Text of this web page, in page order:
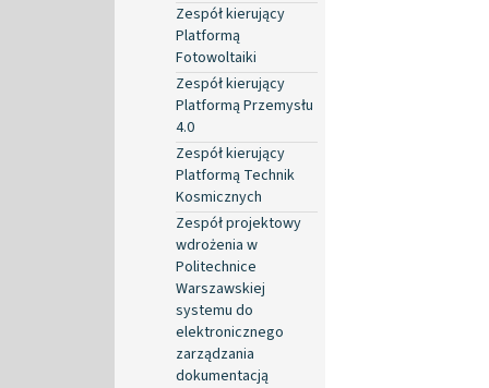
Zespół kierujący
Platformą
Fotowoltaiki
Zespół kierujący
Platformą Przemysłu
4.0
Zespół kierujący
Platformą Technik
Kosmicznych
Zespół projektowy
wdrożenia w
Politechnice
Warszawskiej
systemu do
elektronicznego
zarządzania
dokumentacją